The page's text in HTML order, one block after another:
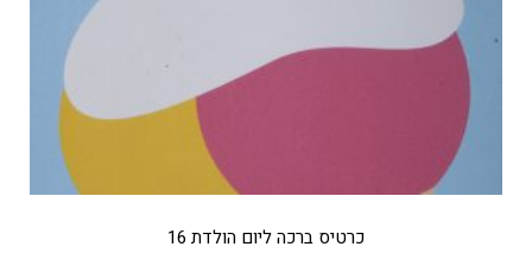
כרטיס ברכה ליום הולדת 16